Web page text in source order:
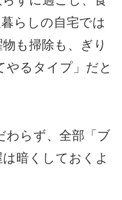
らしの自宅では
も掃除も、ぎり
やるタイプ」だと
わらず、全部「ブ
暗くしておくよ